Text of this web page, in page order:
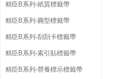
精臣B系列-紙質標籤帶
精臣B系列-圓型標籤帶
精臣B系列-刮刮卡標籤帶
精臣B系列-索引貼標籤帶
精臣B系列-營養標示標籤帶